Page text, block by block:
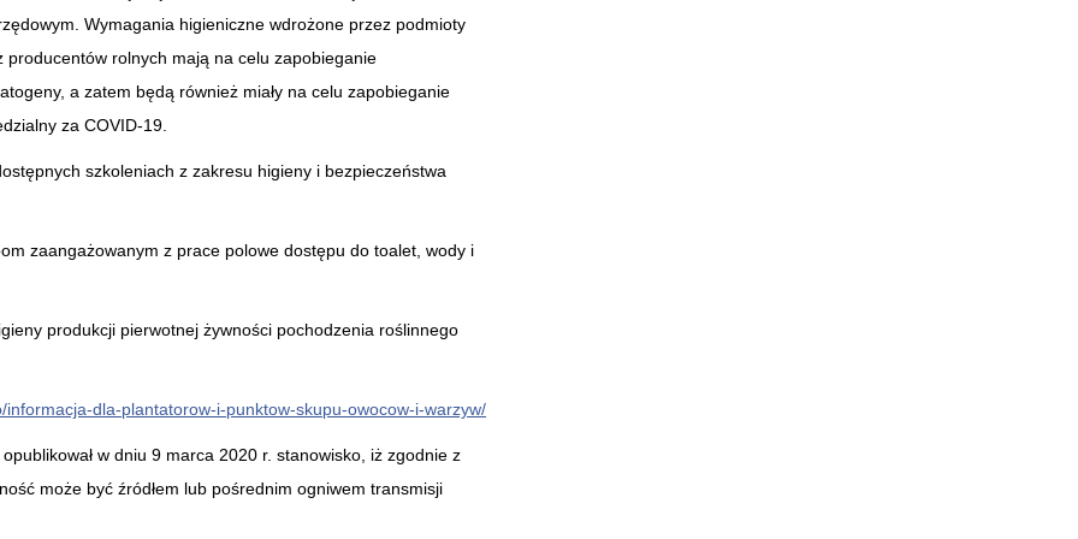
Wymagania higieniczne wdrożone przez podmioty
producentów rolnych mają na celu zapobieganie
a zatem będą również miały na celu zapobieganie
za COVID-19.
szkoleniach z zakresu higieny i bezpieczeństwa
zaangażowanym z prace polowe dostępu do toalet, wody i
produkcji pierwotnej żywności pochodzenia roślinnego
dla-plantatorow-i-punktow-skupu-owocow-i-warzyw/
w dniu 9 marca 2020 r. stanowisko, iż zgodnie z
może być źródłem lub pośrednim ogniwem transmisji